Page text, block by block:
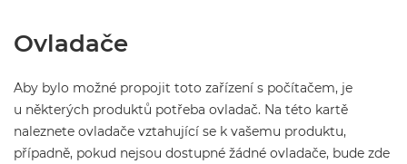
Ovladače
Aby bylo možné propojit toto zařízení s počítačem, je
u některých produktů potřeba ovladač. Na této kartě
naleznete ovladače vztahující se k vašemu produktu,
případně, pokud nejsou dostupné žádné ovladače, bude zde